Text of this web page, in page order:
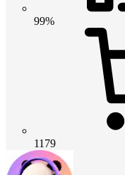
99%
1179